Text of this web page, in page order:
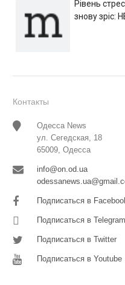
Рівень
знову зріс:
Контакты
Одесса News
ул. Сегедская, 18
65009, Одесса
info@on.od.ua
Подписаться в
Подписаться в Telegram
Подписаться в Twitter
Подписаться в Youtube